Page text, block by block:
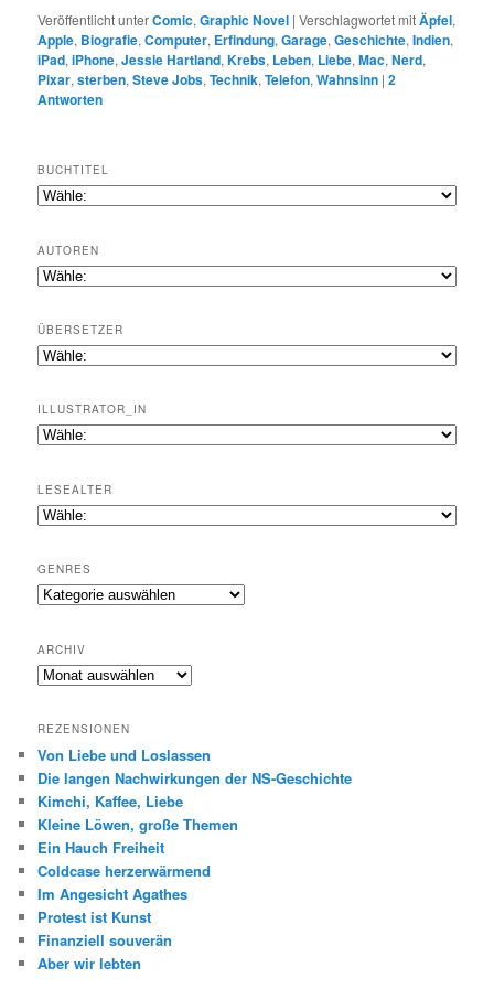
Veröffentlicht unterComic,Graphic Novel |Verschlagwortet mitÄpfel,
Apple, Biografie,Computer, Erfindung,Garage,Geschichte,Indien,
iPad,iPhone,Jessie Hartland,Krebs, Leben, Liebe,Mac,Nerd,
Pixar,sterben,Steve Jobs,Technik,Telefon,Wahnsinn |2
Antworten
BUCHTITEL
AUTOREN
ÜBERSETZER
ILLUSTRATOR_IN
LESEALTER
GENRES
Genres
ARCHIV
Archiv
REZENSIONEN
Von Liebe und Loslassen
Die langen Nachwirkungen der NS-Geschichte
Kimchi, Kaffee, Liebe
Kleine Löwen, große Themen
Ein Hauch Freiheit
Coldcase herzerwärmend
Im Angesicht Agathes
Protest ist Kunst
Finanziell souverän
Aber wir lebten